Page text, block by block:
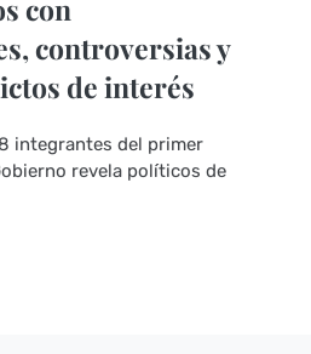
con
controversias y
de interés
integrantes del primer
revela políticos de